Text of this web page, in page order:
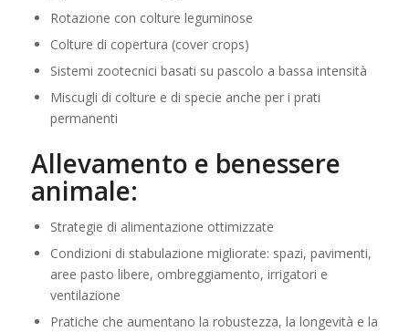
Rotazione con colture leguminose
Colture di copertura (cover crops)
Sistemi zootecnici basati su pascolo a bassa intensità
Miscugli di colture e di specie anche per i prati
permanenti
Allevamento e benessere
animale:
Strategie di alimentazione ottimizzate
Condizioni di stabulazione migliorate: spazi, pavimenti,
aree pasto libere, ombreggiamento, irrigatori e
ventilazione
Pratiche che aumentano la robustezza, la longevità e la